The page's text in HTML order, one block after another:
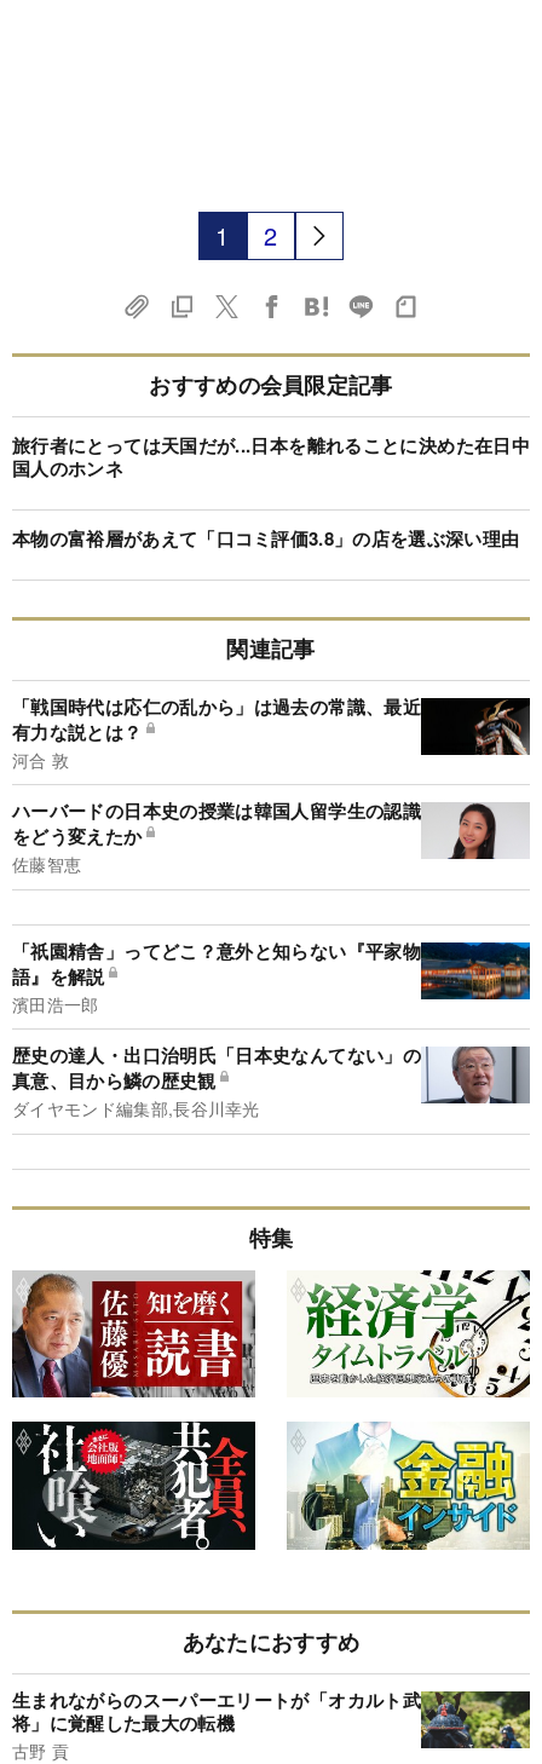
1 2
おすすめの会員限定記事
旅行者にとっては天国だが...日本を離れることに決めた在日中
国人のホンネ
本物の富裕層があえて「口コミ評価3.8」の店を選ぶ深い理由
関連記事
「戦国時代は応仁の乱から」は過去の常識、最近
有力な説とは？
河合 敦
ハーバードの日本史の授業は韓国人留学生の認識
をどう変えたか
佐藤智恵
「祇園精舎」ってどこ？意外と知らない『平家物
語』を解説
濱田浩一郎
歴史の達人・出口治明氏「日本史なんてない」の
真意、目から鱗の歴史観
ダイヤモンド編集部,長谷川幸光
特集
あなたにおすすめ
生まれながらのスーパーエリートが「オカルト武
将」に覚醒した最大の転機
古野 貢